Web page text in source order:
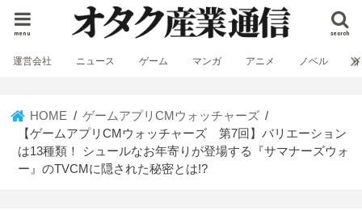
search
menu
運営会社 ニュース ゲーム マンガ アニメ ノベル
HOME
ゲームアプリCMウォッチャーズ
【ゲームアプリCMウォッチャーズ 第7回】バリエーション
は13種類！ シュールなお年寄りが登場する『サマナーズウォ
ー』のTVCMに隠された秘密とは!?